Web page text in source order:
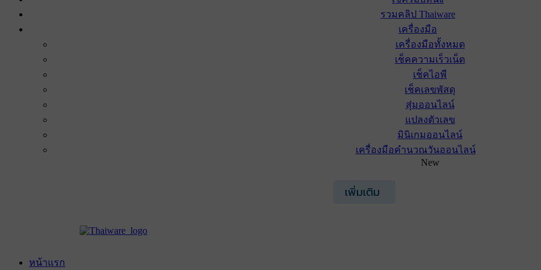
รวมคลิป Thaiware
เครื่องมือ
เครื่องมือทั้งหมด
เช็คความเร็วเน็ต
เช็คไอพี
เช็คเลขพัสดุ
สุ่มออนไลน์
แปลงตัวเลข
มินิเกมออนไลน์
เครื่องมือคำนวณวันออนไลน์
New
เพิ่มเติม
หน้าแรก